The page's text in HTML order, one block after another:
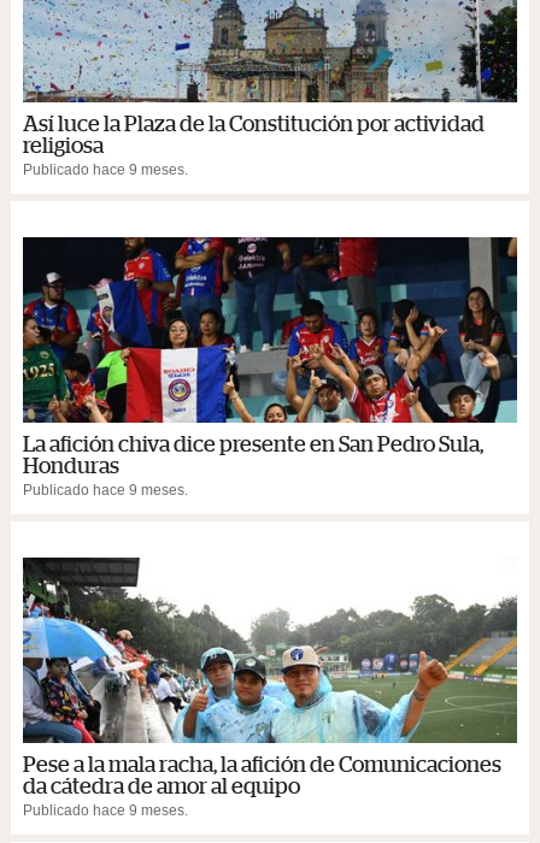
Así luce la Plaza de la Constitución por actividad
religiosa
Publicado hace 9 meses.
La afición chiva dice presente en San Pedro Sula,
Honduras
Publicado hace 9 meses.
Pese a la mala racha, la afición de Comunicaciones
da cátedra de amor al equipo
Publicado hace 9 meses.